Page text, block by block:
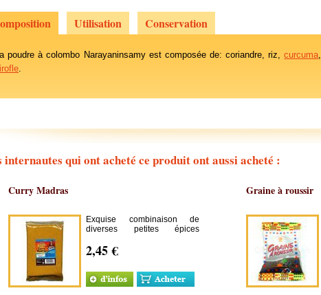
Utilisation Conservation
poudre à colombo Narayaninsamy est composée de: coriandre, riz,curcuma,
.
internautes qui ont acheté ce produit ont aussi acheté :
Curry Madras
Exquise combinaison de
diverses petites épices
chaleur créole sert de
condiment principal dans la
plat indien du même nom: le
curry.
2,45 €
Graine à roussir